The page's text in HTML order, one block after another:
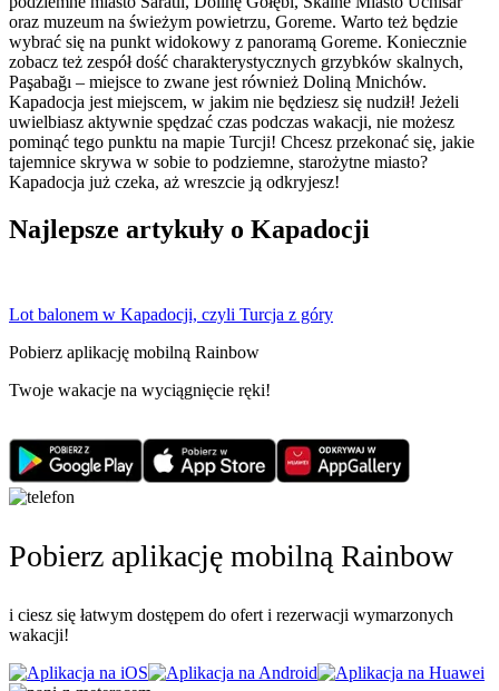
oraz muzeum na świeżym powietrzu, Goreme. Warto też będzie
wybrać się na punkt widokowy z panoramą Goreme. Koniecznie
zobacz też zespół dość charakterystycznych grzybków skalnych,
Paşabağı – miejsce to zwane jest również Doliną Mnichów.
Kapadocja jest miejscem, w jakim nie będziesz się nudził! Jeżeli
uwielbiasz aktywnie spędzać czas podczas wakacji, nie możesz
pominąć tego punktu na mapie Turcji! Chcesz przekonać się, jakie
tajemnice skrywa w sobie to podziemne, starożytne miasto?
Kapadocja już czeka, aż wreszcie ją odkryjesz!
Najlepsze artykuły o Kapadocji
Lot balonem w Kapadocji, czyli Turcja z góry
Pobierz aplikację mobilną Rainbow
Twoje wakacje na wyciągnięcie ręki!
Pobierz aplikację mobilną Rainbow
i ciesz się łatwym dostępem do ofert i rezerwacji wymarzonych
wakacji!